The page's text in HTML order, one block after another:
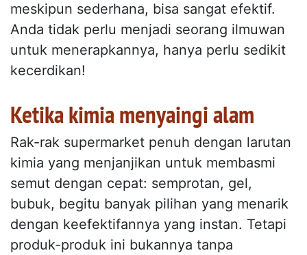
meskipun sederhana, bisa sangat efektif.
Anda tidak perlu menjadi seorang ilmuwan
untuk menerapkannya, hanya perlu sedikit
kecerdikan!
Ketika kimia menyaingi alam
Rak-rak supermarket penuh dengan larutan
kimia yang menjanjikan untuk membasmi
semut dengan cepat: semprotan, gel,
bubuk, begitu banyak pilihan yang menarik
dengan keefektifannya yang instan. Tetapi
produk-produk ini bukannya tanpa